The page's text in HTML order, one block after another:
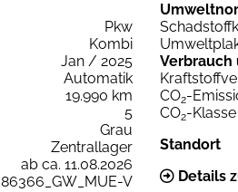
Pkw
Kombi
Jan / 2025
Automatik
19.990 km
5
Grau
Zentrallager
ab ca. 11.08.2026
86366_GW_MUE-V
Verbrauch
CO2-
CO2-Klasse
Standort
Details